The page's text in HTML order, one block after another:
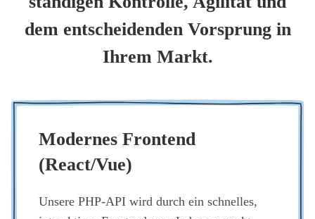
dem ent­schei­den­den Vor­sprung in
Ihrem Markt.
Moder­nes Front­end
(React/Vue)
Unse­re PHP-API wird durch ein schnel­les,